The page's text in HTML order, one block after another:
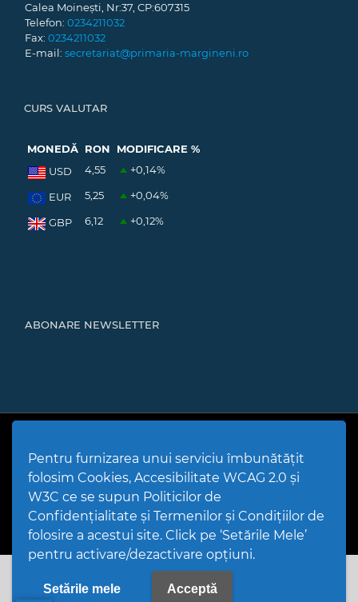
Pentru furnizarea unui serviciu îmbunătățit
folosim Cookies, Accesibilitate WCAG 2.0 și
W3C ce se supun Politicilor de
Confidențialitate și Termenilor și Condițiilor de
folosire a acestui site. Click pe ‘Setările Mele’
pentru activare/dezactivare opțiuni.
Setările mele Acceptă
Calea Moinești, Nr:37, CP:607315
Telefon: 0234211032
Fax: 0234211032
E-mail: secretariat@primaria-margineni.ro
CURS VALUTAR
MONEDĂ RON
MODIFICARE %
USD
4,55 +0,14%
EUR 5,25 +0,04%
GBP 6,12 +0,12%
ABONARE NEWSLETTER
Mărgineni
Politică de utilizare Cookies|Politică de confidențialitate site
Termeni și condiții de utilizare a site-ului
Hartă Website